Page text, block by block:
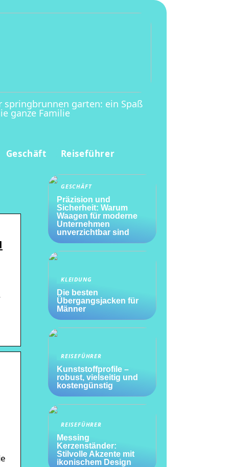
springbrunnen garten: ein Spaß
ganze Familie
Geschäft Reiseführer
GESCHÄFT
Präzision und
Sicherheit: Warum
Waagen für moderne
Unternehmen
unverzichtbar sind
KLEIDUNG
Die besten
Übergangsjacken für
Männer
REISEFÜHRER
Kunststoffprofile –
robust, vielseitig und
kostengünstig
REISEFÜHRER
Messing
Kerzenständer:
Stilvolle Akzente mit
ikonischem Design